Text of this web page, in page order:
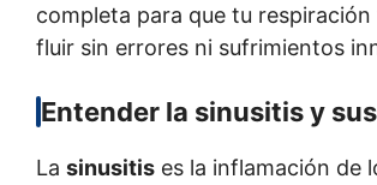
completa para que tu respiración
fluir sin errores ni sufrimientos
Entender la sinusitis y
La sinusitis es la inflamación de